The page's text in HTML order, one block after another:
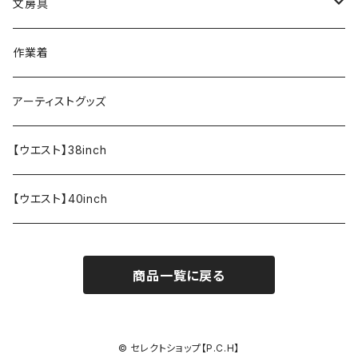
文房具
ペンケース
作業着
アーティストグッズ
【ウエスト】38inch
【ウエスト】40inch
商品一覧に戻る
© セレクトショップ【P.C.H】